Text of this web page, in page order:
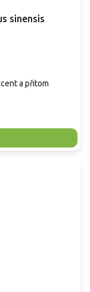
sinensis
a přitom